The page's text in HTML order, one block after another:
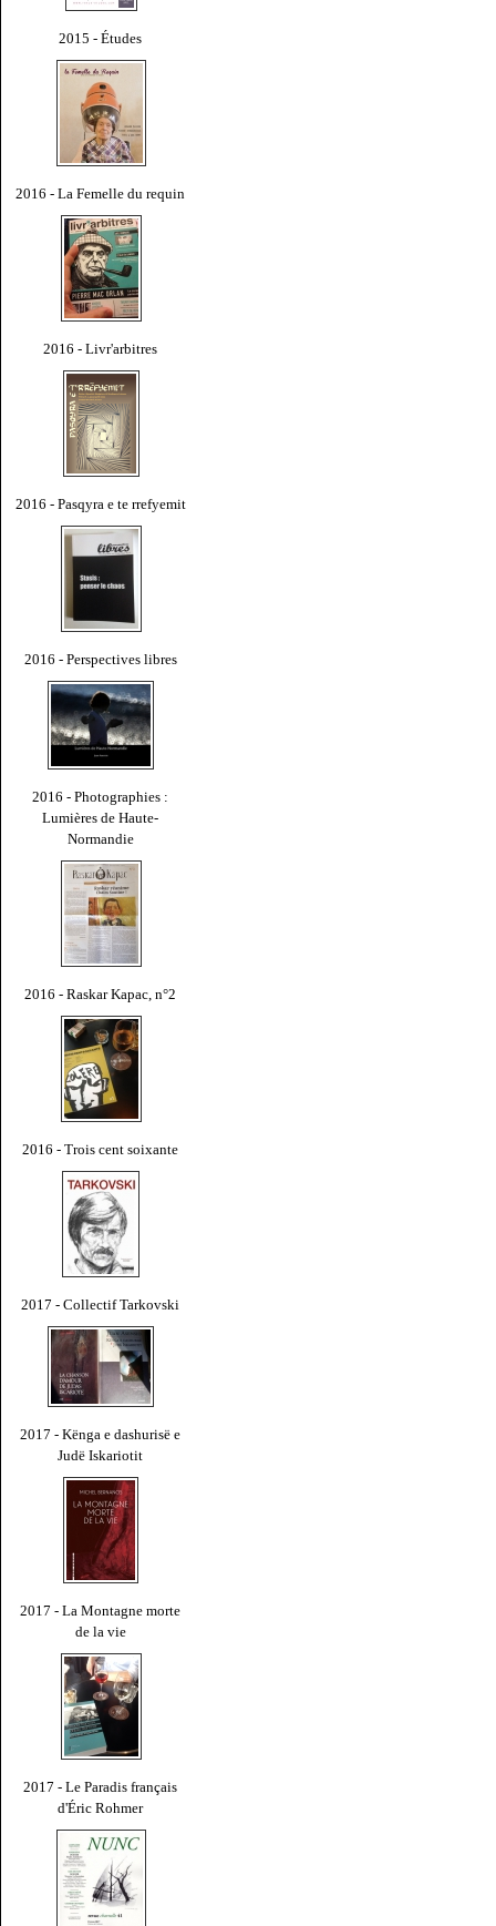
2015 - Études
2016 - La Femelle du requin
2016 - Livr'arbitres
2016 - Pasqyra e te rrefyemit
2016 - Perspectives libres
2016 - Photographies :
Lumières de Haute-
Normandie
2016 - Raskar Kapac, n°2
2016 - Trois cent soixante
2017 - Collectif Tarkovski
2017 - Kënga e dashurisë e
Judë Iskariotit
2017 - La Montagne morte
de la vie
2017 - Le Paradis français
d'Éric Rohmer